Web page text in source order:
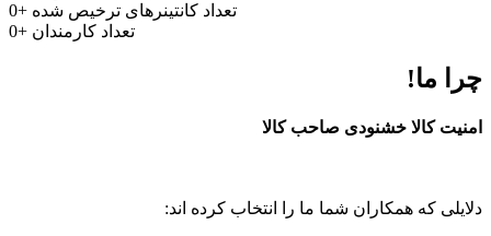
0+ تعداد کانتینرهای ترخیص شده
0+ تعداد کارمندان
چرا ما!
امنیت کالا خشنودی صاحب کالا
دلایلی که همکاران شما ما را انتخاب کرده اند: